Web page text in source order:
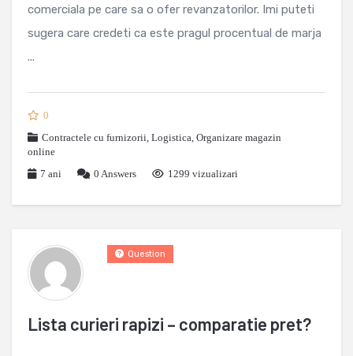
comerciala pe care sa o ofer revanzatorilor. Imi puteti
sugera care credeti ca este pragul procentual de marja
...
0
Contractele cu furnizorii, Logistica, Organizare magazin
online
7 ani
0 Answers 1299 vizualizari
Lista curieri rapizi – comparatie pret?
Question